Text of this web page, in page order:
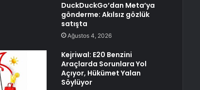
DuckDuckGo’dan Meta’ya
gönderme: Akılsız gözlük
satışta
Ağustos 4, 2026
Kejriwal: E20 Benzini
Araçlarda Sorunlara Yol
Açıyor, Hükümet Yalan
Söylüyor